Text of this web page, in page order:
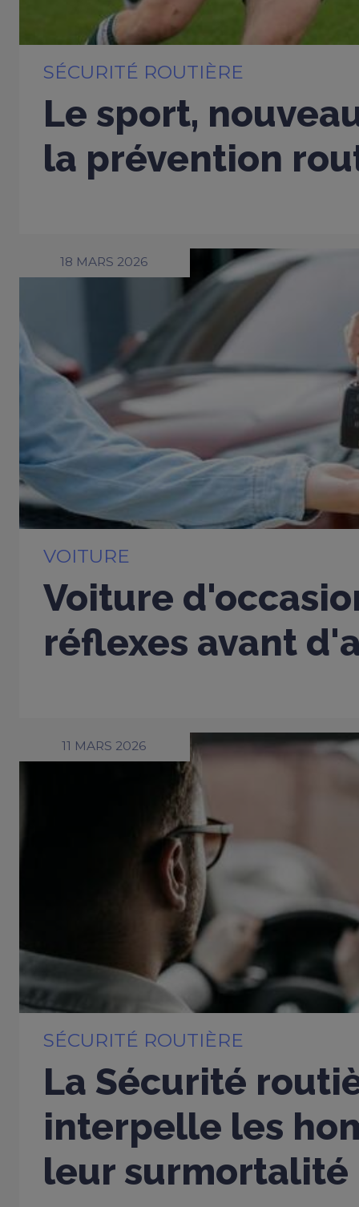
SÉCURITÉ ROUTIÈRE
Le sport,
la prévention
18 MARS 2026
VOITURE
Voiture
réflexes avant
11 MARS 2026
SÉCURITÉ ROUTIÈRE
La Sécurité
interpelle les
leur